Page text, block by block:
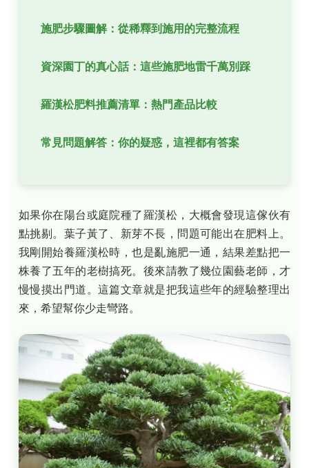
施肥步驟圖解：從稀釋到施用的完整流程
資深園丁的真心話：這些施肥地雷千萬別踩
羅漢松肥料推薦清單：熱門產品比較
常見問題解答：你的疑惑，這裡都有答案
如果你在陽台或庭院種了羅漢松，大概會發現這傢伙有
點挑剔。葉子黃了、新芽不長，問題可能出在肥料上。
我剛開始養羅漢松時，也是亂施肥一通，結果差點把一
株養了五年的老樹搞死。後來請教了幾位園藝老師，才
慢慢摸出門道。這篇文章就是把我這些年的經驗整理出
來，希望幫你少走彎路。